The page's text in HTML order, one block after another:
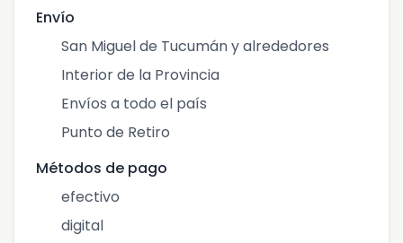
Envío
San Miguel de Tucumán y alrededores
Interior de la Provincia
Envíos a todo el país
Punto de Retiro
Métodos de pago
efectivo
digital